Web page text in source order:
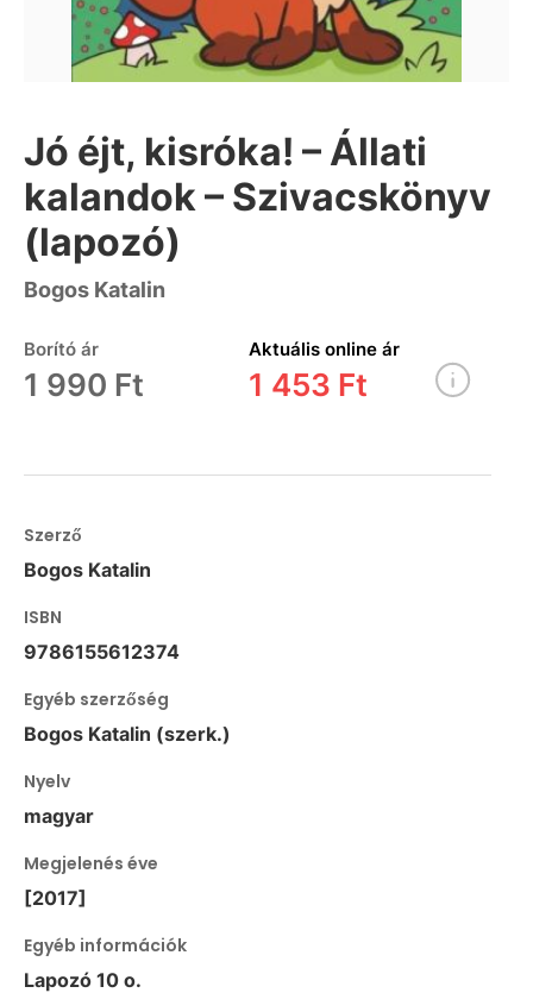
Jó éjt, kisróka! – Állati
kalandok – Szivacskönyv
(lapozó)
Bogos Katalin
Borító ár
1 990 Ft
Aktuális online ár
1 453 Ft
Szerző
Bogos Katalin
ISBN
9786155612374
Egyéb szerzőség
Bogos Katalin (szerk.)
Nyelv
magyar
Megjelenés éve
[2017]
Egyéb információk
Lapozó 10 o.